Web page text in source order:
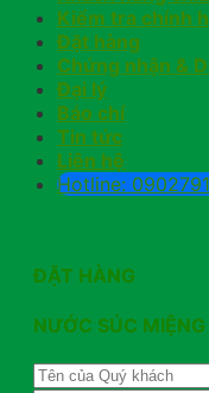
Kiểm tra chính
Đặt hàng
Chứng nhận &
Đại lý
Báo chí
Tin tức
Liên hệ
Hotline:
ĐẶT HÀNG
NƯỚC SÚC